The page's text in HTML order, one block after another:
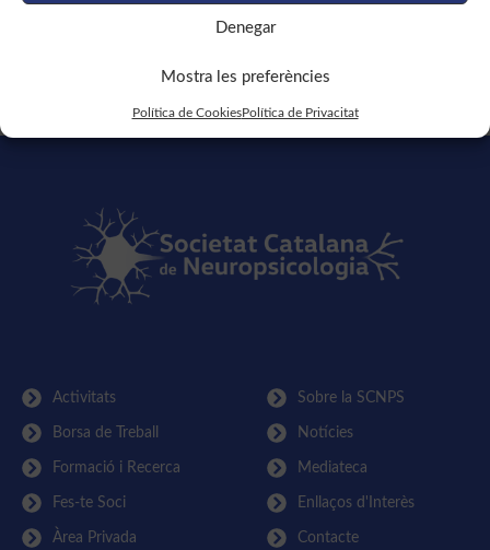
Denegar
Mostra les preferències
Política de CookiesPolítica de Privacitat
Activitats
Borsa de Treball
Formació i Recerca
Fes-te Soci
Àrea Privada
Sobre la SCNPS
Notícies
Mediateca
Enllaços d'Interès
Contacte